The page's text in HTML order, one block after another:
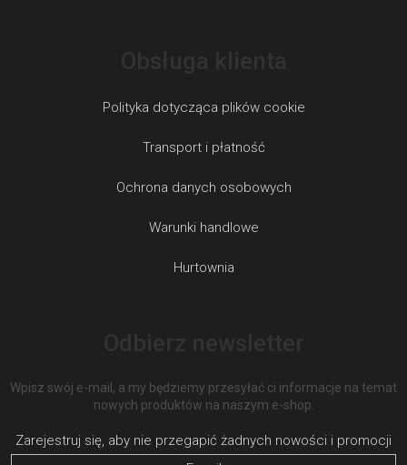
Polityka dotycząca plików cookie
Transport i płatność
Ochrona danych osobowych
Warunki handlowe
Hurtownia
Wpisz swój e-mail, a my będziemy przesyłać ci informacje na temat
nowych produktów na naszym e-shop.